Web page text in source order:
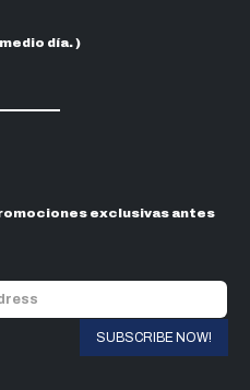
día. )
exclusivas antes